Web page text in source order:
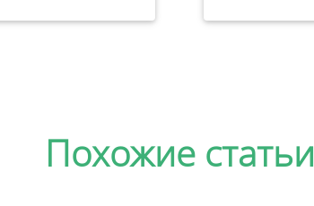
Похожие статьи